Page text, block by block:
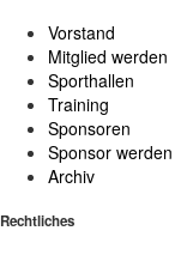
Vorstand
Mitglied werden
Sporthallen
Training
Sponsoren
Sponsor werden
Archiv
Rechtliches